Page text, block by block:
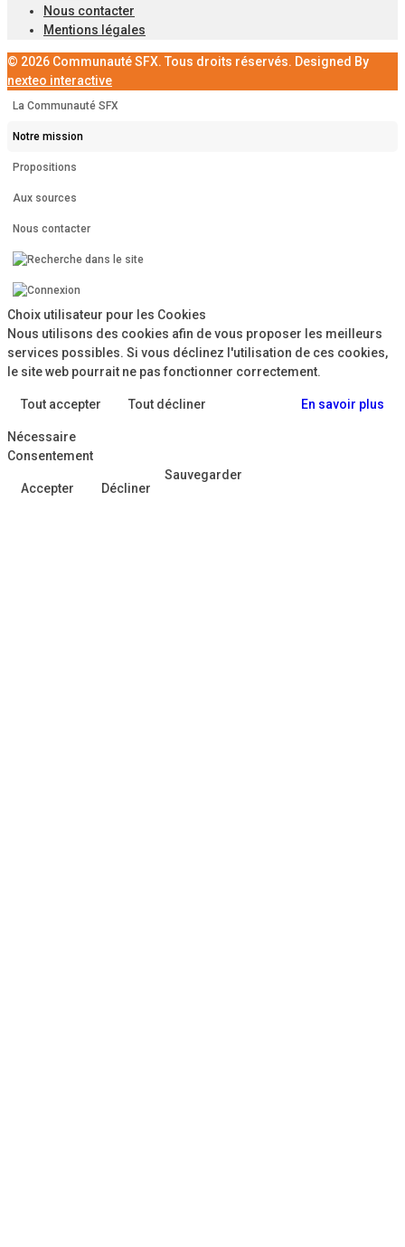
Nous contacter
Mentions légales
© 2026 Communauté SFX. Tous droits réservés. Designed By
nexteo interactive
La Communauté SFX
Notre mission
Propositions
Aux sources
Nous contacter
Choix utilisateur pour les Cookies
Nous utilisons des cookies afin de vous proposer les meilleurs
services possibles. Si vous déclinez l'utilisation de ces cookies,
le site web pourrait ne pas fonctionner correctement.
Tout accepter Tout décliner En savoir plus
Nécessaire
Consentement
Accepter Décliner
Sauvegarder